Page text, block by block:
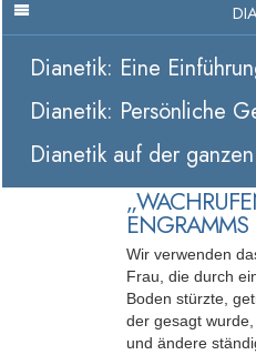
Dianetik: Eine
Dianetik: Persönliche
Dianetik auf der
ENGRAMMS
Wir verwenden
Frau, die durch
Boden stürzte,
der gesagt
und ändere